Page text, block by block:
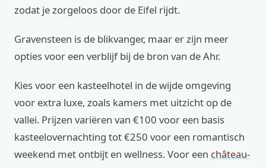
zodat je zorgeloos door de Eifel rijdt.
Gravensteen is de blikvanger, maar er zijn meer
opties voor een verblijf bij de bron van de Ahr.
Kies voor een kasteelhotel in de wijde omgeving
voor extra luxe, zoals kamers met uitzicht op de
vallei. Prijzen variëren van €100 voor een basis
kasteelovernachting tot €250 voor een romantisch
weekend met ontbijt en wellness. Voor een château-